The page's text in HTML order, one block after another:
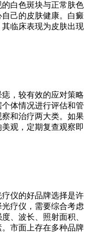
白色斑块与正常肤色
己的皮肤健康。白癜
临床表现为皮肤出现
，较有效的应对策略
体情况进行评估和管
和治疗两大类。如果
观，定期复查观察即
仪的好品牌选择是许
疗仪，需要综合考虑
、波长、照射面积、
市面上存在多种品牌